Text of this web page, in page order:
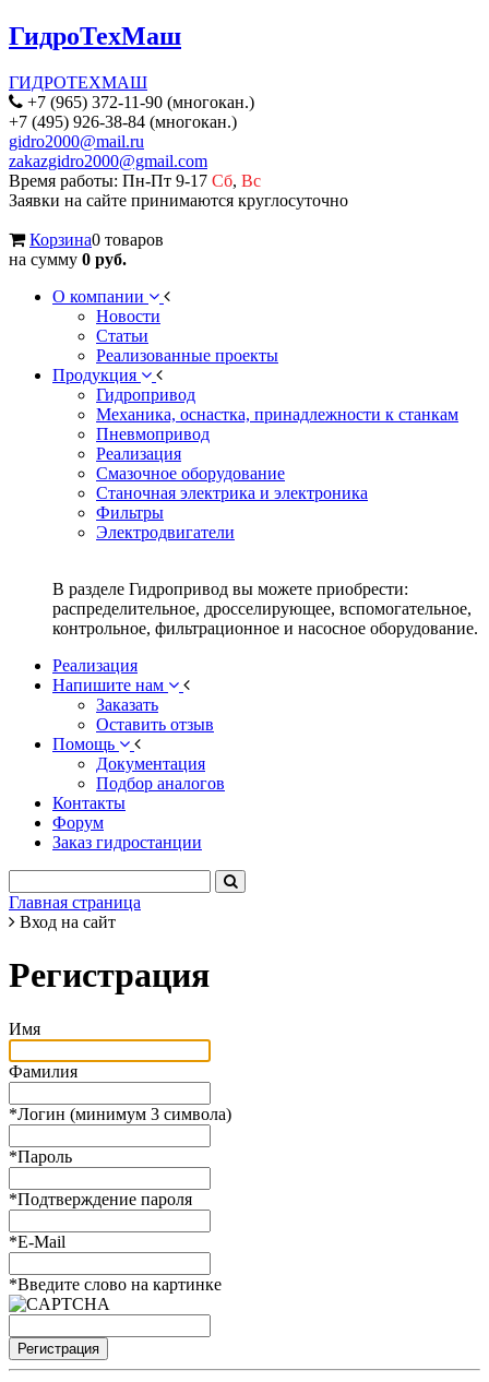
ГидроТехМаш
ГИДРОТЕХМАШ
+7 (965) 372-11-90 (многокан.)
+7 (495) 926-38-84 (многокан.)
gidro2000@mail.ru
zakazgidro2000@gmail.com
Время работы: Пн-Пт 9-17 Сб, Вс
Заявки на сайте принимаются круглосуточно
Корзина0 товаров
на сумму 0 руб.
О компании
Новости
Статьи
Реализованные проекты
Продукция
Гидропривод
Механика, оснастка, принадлежности к станкам
Пневмопривод
Реализация
Смазочное оборудование
Станочная электрика и электроника
Фильтры
Электродвигатели
В разделе Гидропривод вы можете приобрести:
распределительное, дросселирующее, вспомогательное,
контрольное, фильтрационное и насосное оборудование.
Реализация
Напишите нам
Заказать
Оставить отзыв
Помощь
Документация
Подбор аналогов
Контакты
Форум
Заказ гидростанции
Главная страница
Вход на сайт
Регистрация
Имя
Фамилия
*Логин (минимум 3 символа)
*Пароль
*Подтверждение пароля
*E-Mail
*Введите слово на картинке